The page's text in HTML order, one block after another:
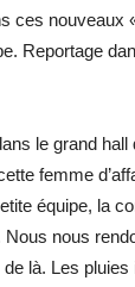
ces nouveaux
Reportage
le grand hall
femme
équipe, la
nous
là. Les